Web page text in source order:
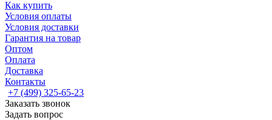
Как купить
Условия оплаты
Условия доставки
Гарантия на товар
Оптом
Оплата
Доставка
Контакты
+7 (499) 325-65-23
Заказать звонок
Задать вопрос